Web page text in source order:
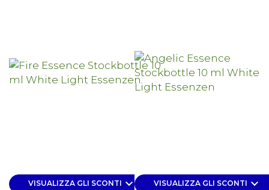
VISUALIZZA GLI SCONTI keyboard_arrow_down VISUALIZZA GLI SCONTI keyboard_arrow_down